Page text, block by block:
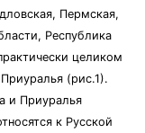
Пермская,
Республика
целиком
(рис.1).
и Приуралья
к Русской